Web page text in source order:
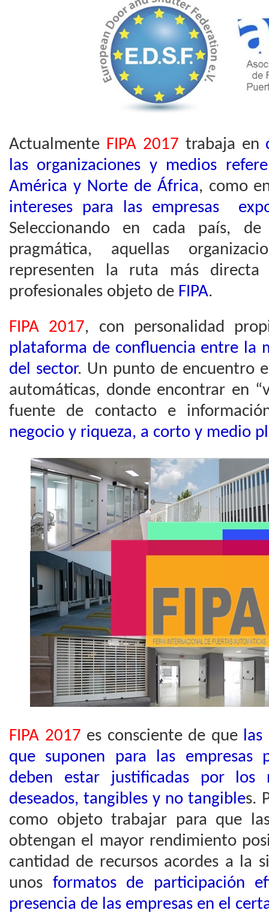
Actualmente FIPA 2017 trabaja en
las organizaciones y medios
América y Norte de África, como
intereses para las empresas
Seleccionando en cada país,
pragmática, aquellas
representen la ruta más directa
profesionales objeto de FIPA.
FIPA 2017, con personalidad
plataforma de confluencia entre la
del sector. Un punto de encuentro
automáticas, donde encontrar en
fuente de contacto e
negocio y riqueza, a corto y medio
FIPA 2017 es consciente de que las
que suponen para las empresas
deben estar justificadas por los
deseados, tangibles y no tangibles.
como objeto trabajar para que
obtengan el mayor rendimiento
cantidad de recursos acordes a la
unos formatos de participación
presencia de las empresas en el